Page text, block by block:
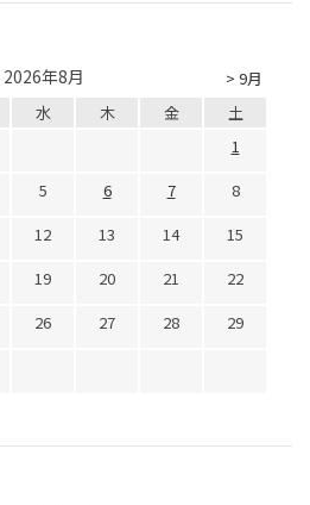
> 9月
2026年8月
水 木 金
土
1
5 6 7
8
12 13 14
15
19 20 21
22
26 27 28
29